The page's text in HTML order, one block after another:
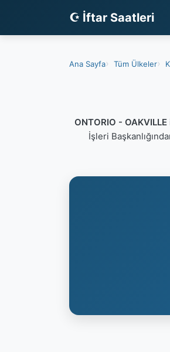
☪ İftar Saatleri
Ana Sayfa Tüm Ülkeler
ONTORIO -
İşleri